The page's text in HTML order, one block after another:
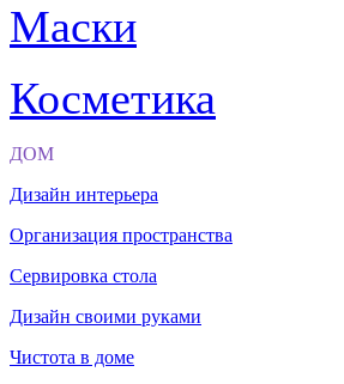
Маски
Косметика
ДОМ
Дизайн интерьера
Организация пространства
Сервировка стола
Дизайн своими руками
Чистота в доме